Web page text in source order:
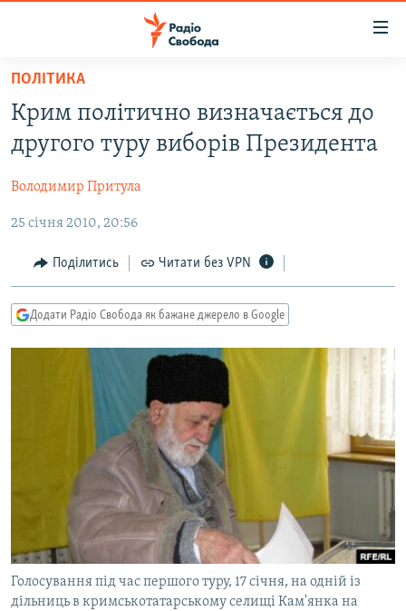
Перейти
основного
матеріалу
Перейти
до
навігації
Перейти
пошуку
ВСЕ ЗА ДОБУ
СТАТТІ
ПОЛІТИКА
ЕКОНОМІКА
СУСПІЛЬСТВО
СПОРТ
ВІЙНА
РОСІЙСЬКА «ФІЛЬТРАЦІЯ»
ДОНБАС.РЕАЛІЇ
КРИМ.РЕАЛІЇ
ТИ ЯК?
СПЕЦПРОЄКТИ
ПОДКАСТИ
РУС
ПОЛІТИКА
Крим політично визначається до
другого туру виборів Президента
Володимир Притула
25 січня 2010, 20:56
Поділитись Читати без VPN
Додати Радіо Свобода як бажане джерело в Google
Голосування під час першого туру, 17 січня, на одній із
дільниць в кримськотатарському селищі Кам'янка на